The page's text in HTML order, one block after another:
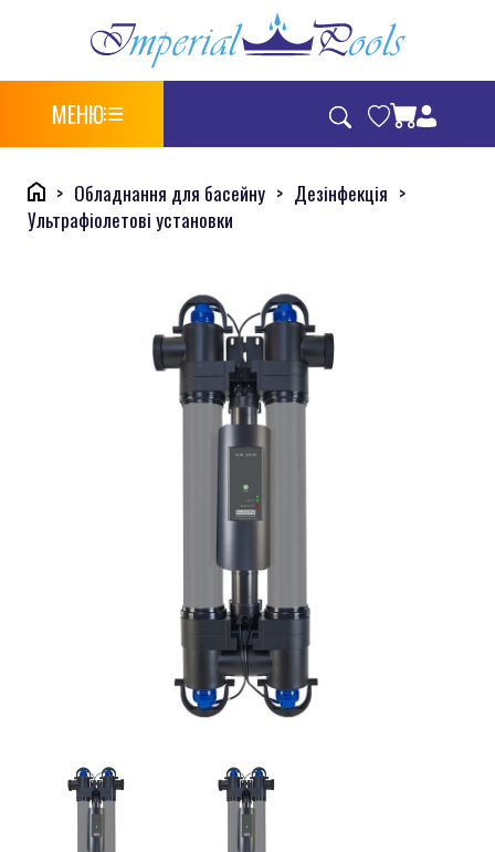
МЕНЮ
Обладнання для басейну
Дезінфекція
Ультрафіолетові установки